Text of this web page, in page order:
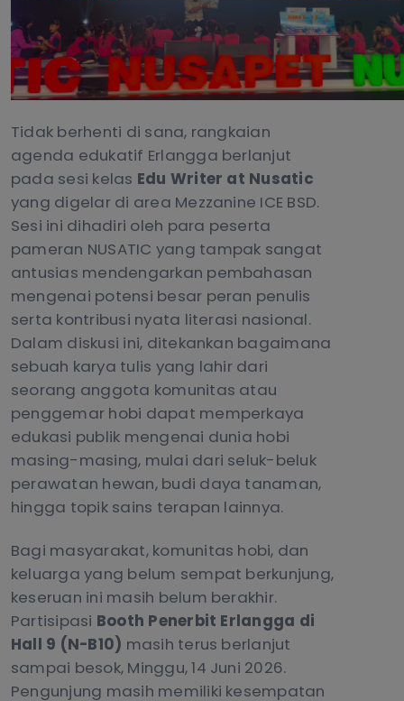
Tidak berhenti di sana, rangkaian
agenda edukatif Erlangga berlanjut
pada sesi kelas Edu Writer at Nusatic
yang digelar di area Mezzanine ICE BSD.
Sesi ini dihadiri oleh para peserta
pameran NUSATIC yang tampak sangat
antusias mendengarkan pembahasan
mengenai potensi besar peran penulis
serta kontribusi nyata literasi nasional.
Dalam diskusi ini, ditekankan bagaimana
sebuah karya tulis yang lahir dari
seorang anggota komunitas atau
penggemar hobi dapat memperkaya
edukasi publik mengenai dunia hobi
masing-masing, mulai dari seluk-beluk
perawatan hewan, budi daya tanaman,
hingga topik sains terapan lainnya.
Bagi masyarakat, komunitas hobi, dan
keluarga yang belum sempat berkunjung,
keseruan ini masih belum berakhir.
Partisipasi Booth Penerbit Erlangga di
Hall 9 (N-B10) masih terus berlanjut
sampai besok, Minggu, 14 Juni 2026.
Pengunjung masih memiliki kesempatan